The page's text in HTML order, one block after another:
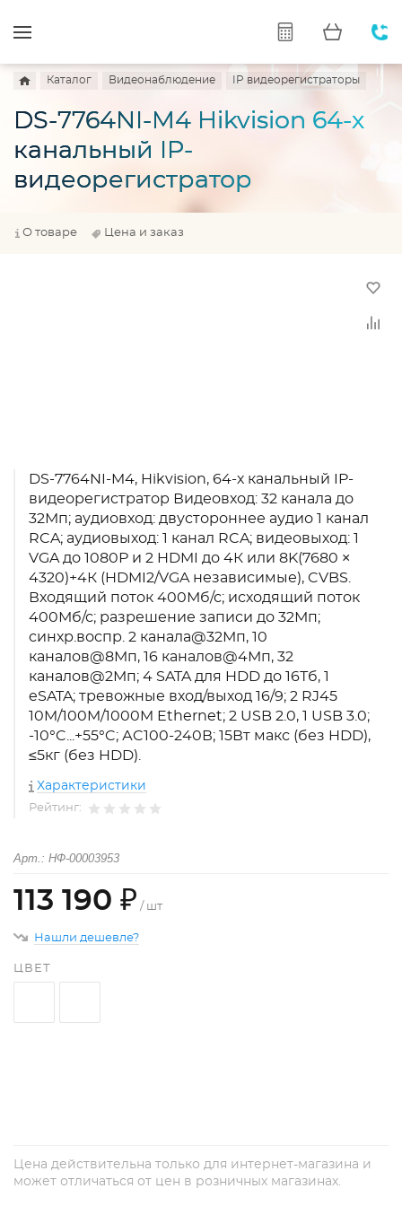
Каталог Видеонаблюдение IP видеорегистраторы
DS-7764NI-M4 Hikvision 64-х
канальный IP-
видеорегистратор
О товаре Цена и заказ
DS-7764NI-M4, Hikvision, 64-х канальный IP-
видеорегистратор Видеовход: 32 канала до
32Мп; аудиовход: двустороннее аудио 1 канал
RCA; аудиовыход: 1 канал RCA; видеовыход: 1
VGA до 1080Р и 2 HDMI до 4К или 8K(7680 ×
4320)+4К (HDMI2/VGA независимые), CVBS.
Входящий поток 400Мб/с; исходящий поток
400Мб/с; разрешение записи до 32Мп;
синхр.воспр. 2 канала@32Мп, 10
каналов@8Мп, 16 каналов@4Мп, 32
каналов@2Мп; 4 SATA для HDD до 16Тб, 1
eSATA; тревожные вход/выход 16/9; 2 RJ45
10M/100M/1000M Ethernet; 2 USB 2.0, 1 USB 3.0;
-10°C...+55°C; АC100-240В; 15Вт макс (без HDD),
≤5кг (без HDD).
Характеристики
Рейтинг:
Арт.: НФ-00003953
113 190 ₽ / шт
Нашли дешевле?
ЦВЕТ
Цена действительна только для интернет-магазина и
может отличаться от цен в розничных магазинах.